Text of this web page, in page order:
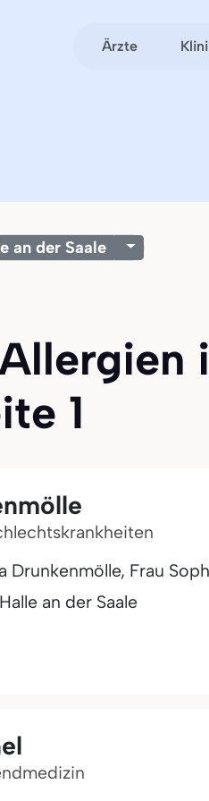
Ärzte
an der Saale
1
Drunkenmölle, Frau
Halle an der Saale